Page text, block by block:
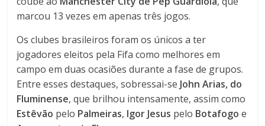
marcou 13 vezes em apenas três jogos.
Os clubes brasileiros foram os únicos a ter
jogadores eleitos pela Fifa como melhores em
campo em duas ocasiões durante a fase de grupos.
Entre esses destaques, sobressai-se John Arias, do
Fluminense, que brilhou intensamente, assim como
Estêvão pelo Palmeiras, Igor Jesus pelo Botafogo e